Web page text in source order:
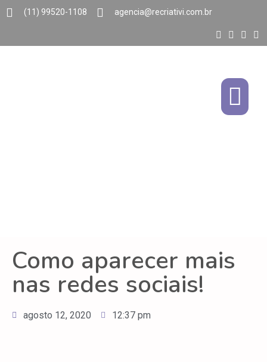
(11) 99520-1108 agencia@recriativi.com.br
Como aparecer mais
nas redes sociais!
agosto 12, 2020 12:37 pm